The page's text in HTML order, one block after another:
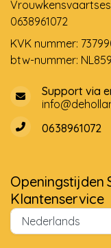
0638961072
KVK nummer:
btw-nummer:
Support via
0638961072
Openingstijden
Klantenservice